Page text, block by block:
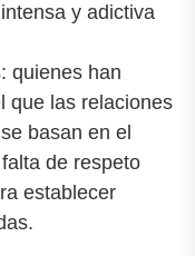
y adictiva
quienes han
que las relaciones
basan en el
de respeto
establecer